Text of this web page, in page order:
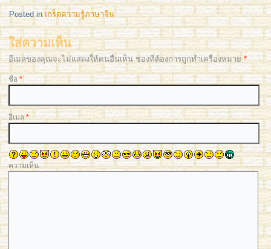
Posted in เกร็ดความรู้ภาษาจีน
ใส่ความเห็น
อีเมลของคุณจะไม่แสดงให้คนอื่นเห็น ช่องที่ต้องการถูกทำเครื่องหมาย*
ชื่อ*
อีเมล*
ความเห็น